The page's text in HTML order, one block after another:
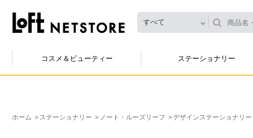
すべて
コスメ＆ビューティー ステーショナリー
ホーム ステーショナリー ノート・ルーズリーフ デザインステーショナリー